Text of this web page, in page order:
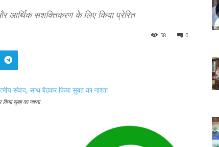
आर्थिक सशक्तिकरण के लिए किया प्रेरित
0
58
सुबह का नाश्ता